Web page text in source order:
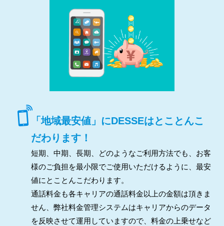
「地域最安値」にDESSEはとことんこ
だわります！
短期、中期、長期、どのようなご利用方法でも、お客
様のご負担を最小限でご使用いただけるように、最安
値にとことんこだわります。
通話料金も各キャリアの通話料金以上の金額は頂きま
せん、弊社料金管理システムはキャリアからのデータ
を反映させて運用していますので、料金の上乗せなど